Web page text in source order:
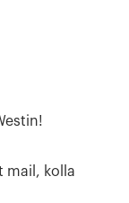
mail, kolla